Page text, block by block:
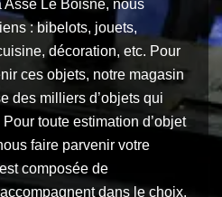
Asse Le Boisne, nous
: bibelots, jouets,
décoration, etc. Pour
ces objets, notre magasin
des milliers d’objets qui
toute estimation d’objet
faire parvenir votre
composée de
dans le choix.